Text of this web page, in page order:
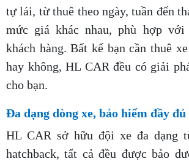
tự lái, từ thuê theo ngày, tuần đến
mức giá khác nhau, phù hợp
khách hàng. Bất kể bạn cần thuê
hay không, HL CAR đều có giải
cho bạn.
Đa dạng dòng xe, bảo hiểm đầy đủ
HL CAR sở hữu đội xe đa dạng
hatchback, tất cả đều được bảo